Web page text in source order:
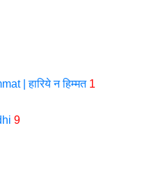
| हारिये न हिम्मत 1
9